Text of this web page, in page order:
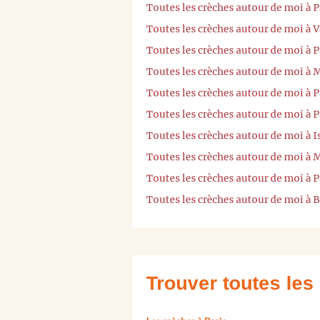
Toutes les crèches autour de moi à
Toutes les crèches autour de moi à
Toutes les crèches autour de moi à
Toutes les crèches autour de moi à
Toutes les crèches autour de moi à
Toutes les crèches autour de moi à
Toutes les crèches autour de moi
Toutes les crèches autour de moi à
Toutes les crèches autour de moi à
Toutes les crèches autour de moi
Trouver toutes